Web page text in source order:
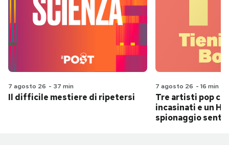
7 agosto 26 - 37 min
Il difficile mestiere di ripetersi
7 agosto 26 - 16 min
Tre artisti pop
incasinati e un
spionaggio